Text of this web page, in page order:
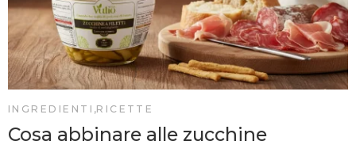
INGREDIENTI ,RICETTE
Cosa abbinare alle zucchine